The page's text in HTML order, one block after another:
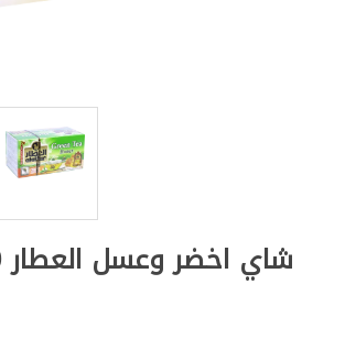
شاي اخضر وعسل العطار 20 ظرف